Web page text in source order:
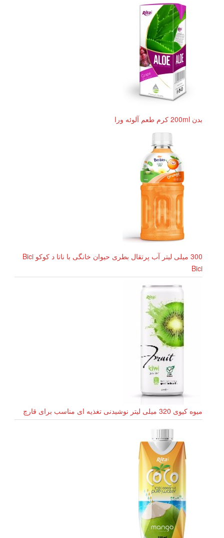
بدن 200ml کرم طعم آلوئه ورا
300 میلی لیتر آب پرتقال بطری حیوان خانگی با ناتا د کوکو Bici
Bici
میوه کیوی 320 میلی لیتر نوشیدنی تغذیه ای مناسب برای قارچ